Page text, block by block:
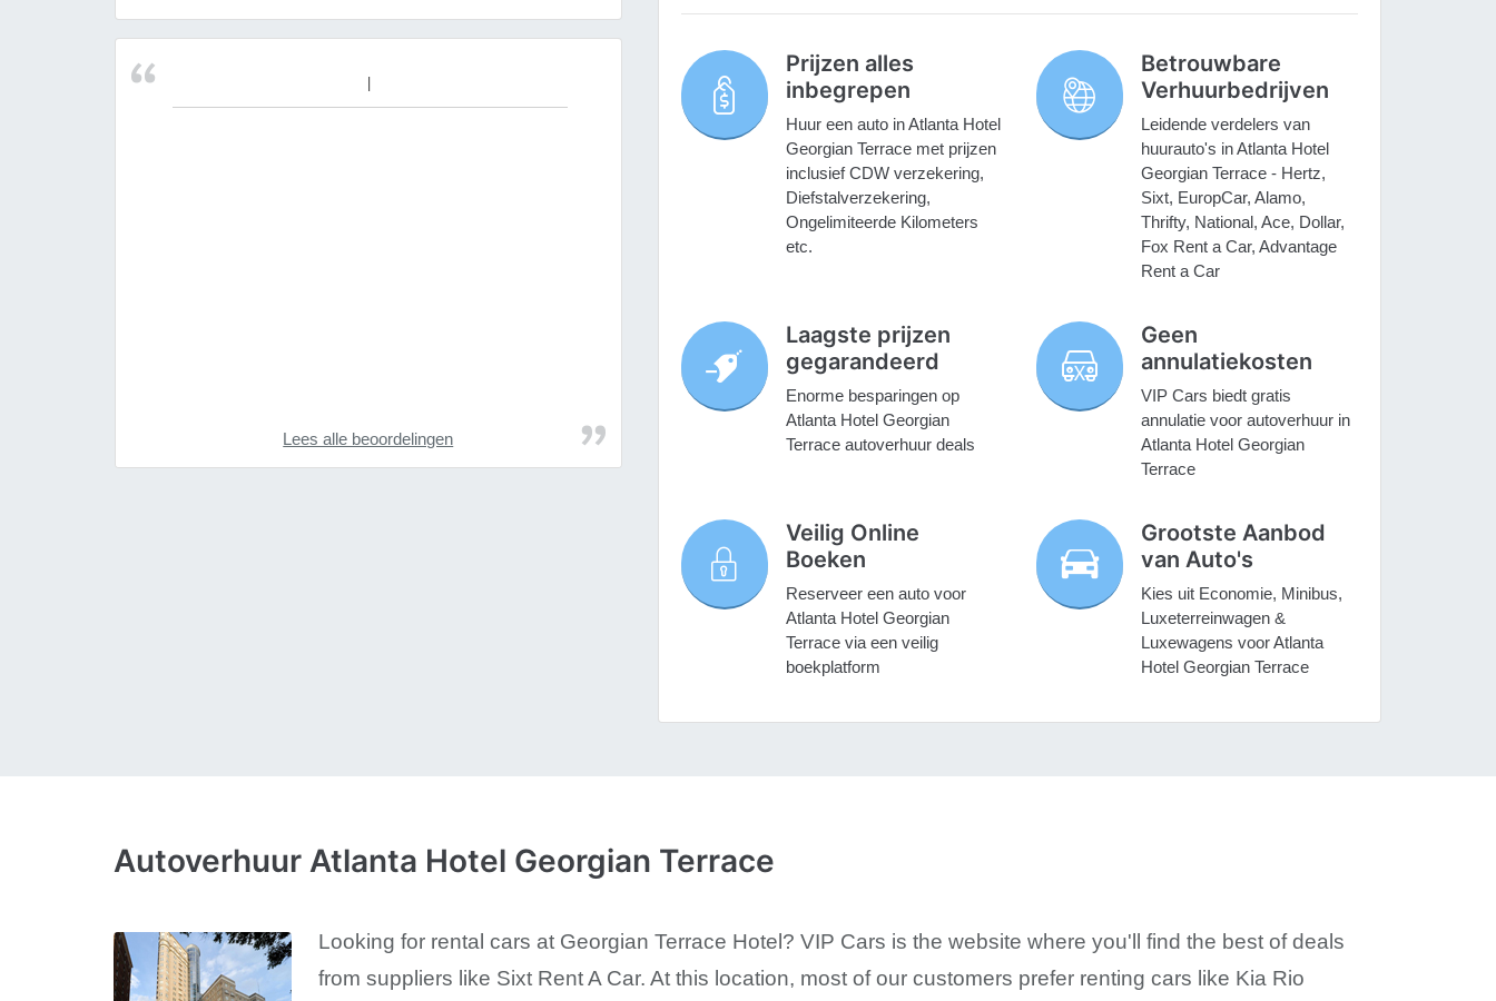
Lees alle beoordelingen
Prijzen alles
inbegrepen
Huur een auto in Atlanta Hotel
Georgian Terrace met prijzen
inclusief CDW verzekering,
Diefstalverzekering,
Ongelimiteerde Kilometers
etc.
Betrouwbare
Verhuurbedrijven
Leidende verdelers van
huurauto's in Atlanta Hotel
Georgian Terrace - Hertz,
Sixt, EuropCar, Alamo,
Thrifty, National, Ace, Dollar,
Fox Rent a Car, Advantage
Rent a Car
Laagste prijzen
gegarandeerd
Enorme besparingen op
Atlanta Hotel Georgian
Terrace autoverhuur deals
Geen
annulatiekosten
VIP Cars biedt gratis
annulatie voor autoverhuur in
Atlanta Hotel Georgian
Terrace
Veilig Online
Boeken
Reserveer een auto voor
Atlanta Hotel Georgian
Terrace via een veilig
boekplatform
Grootste Aanbod
van Auto's
Kies uit Economie, Minibus,
Luxeterreinwagen &
Luxewagens voor Atlanta
Hotel Georgian Terrace
Autoverhuur Atlanta Hotel Georgian Terrace
Looking for rental cars at Georgian Terrace Hotel? VIP Cars is the website where you'll find the best of deals
from suppliers like Sixt Rent A Car. At this location, most of our customers prefer renting cars like Kia Rio